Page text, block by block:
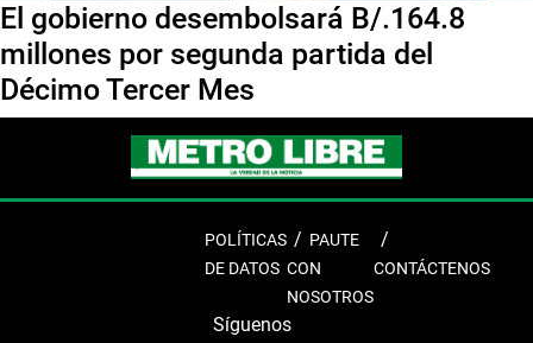
El gobierno desembolsará B/.164.8
millones por segunda partida del
Décimo Tercer Mes
POLÍTICAS
DE DATOS
PAUTE
CON
NOSOTROS
CONTÁCTENOS
Síguenos